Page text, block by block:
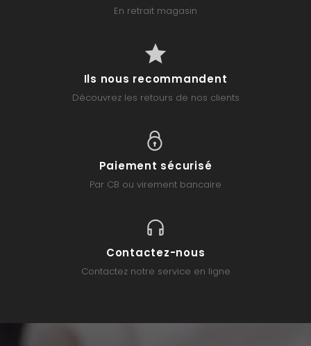
En retrait magasin
Ils nous recommandent
Découvrez les retours de nos clients
Paiement sécurisé
Par CB ou virement bancaire
Contactez-nous
Contactez notre service en ligne